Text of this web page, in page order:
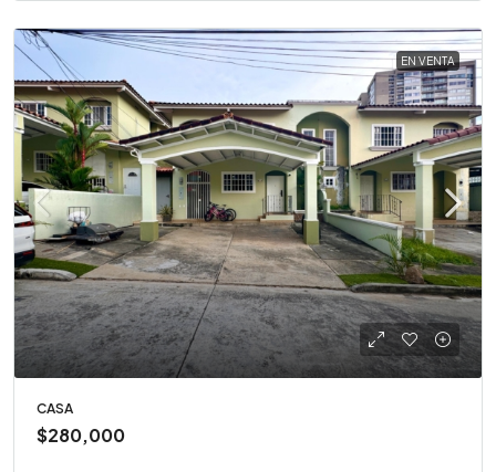
EN VENTA
CASA
$280,000